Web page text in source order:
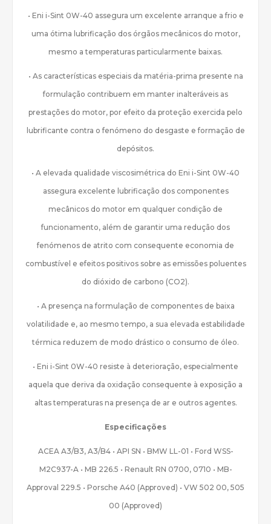
• Eni i-Sint 0W-40 assegura um excelente arranque a frio e
uma ótima lubrificação dos órgãos mecânicos do motor,
mesmo a temperaturas particularmente baixas.
• As características especiais da matéria-prima presente na
formulação contribuem em manter inalteráveis as
prestações do motor, por efeito da proteção exercida pelo
lubrificante contra o fenómeno do desgaste e formação de
depósitos.
• A elevada qualidade viscosimétrica do Eni i-Sint 0W-40
assegura excelente lubrificação dos componentes
mecânicos do motor em qualquer condição de
funcionamento, além de garantir uma redução dos
fenómenos de atrito com consequente economia de
combustível e efeitos positivos sobre as emissões poluentes
do dióxido de carbono (CO2).
• A presença na formulação de componentes de baixa
volatilidade e, ao mesmo tempo, a sua elevada estabilidade
térmica reduzem de modo drástico o consumo de óleo.
• Eni i-Sint 0W-40 resiste à deterioração, especialmente
aquela que deriva da oxidação consequente à exposição a
altas temperaturas na presença de ar e outros agentes.
Especificações
ACEA A3/B3, A3/B4 • API SN • BMW LL-01 • Ford WSS-
M2C937-A • MB 226.5 • Renault RN 0700, 0710 • MB-
Approval 229.5 • Porsche A40 (Approved) • VW 502 00, 505
00 (Approved)